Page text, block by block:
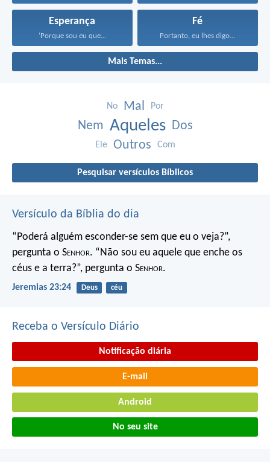
Esperança
‘Porque sou eu que...
Fé
Portanto, eu lhes digo...
Mais Temas...
No Mal Por
Nem Aqueles Dos
Ele Outros Com
Pesquisar versículos Bíblicos
Versículo da Bíblia do dia
“Poderá alguém esconder-se sem que eu o veja?”,
pergunta o Senhor. “Não sou eu aquele que enche os
céus e a terra?”, pergunta o Senhor.
Jeremias 23:24 Deus céu
Receba o Versículo Diário
Notificação diária
E-mail
Android
No seu site